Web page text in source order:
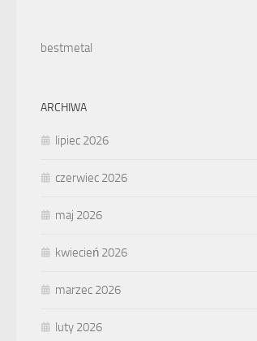
bestmetal
ARCHIWA
lipiec 2026
czerwiec 2026
maj 2026
kwiecień 2026
marzec 2026
luty 2026